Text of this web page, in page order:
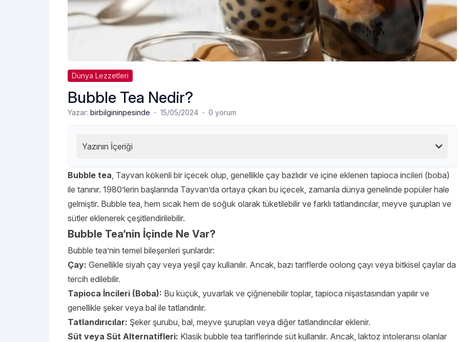
Dünya Lezzetleri
Bubble Tea Nedir?
Yazar: birbilgininpesinde · 15/05/2024 · 0 yorum
Yazının İçeriği
Bubble tea, Tayvan kökenli bir içecek olup, genellikle çay bazlıdır ve içine eklenen tapioca incileri (boba)
ile tanınır. 1980’lerin başlarında Tayvan’da ortaya çıkan bu içecek, zamanla dünya genelinde popüler hale
gelmiştir. Bubble tea, hem sıcak hem de soğuk olarak tüketilebilir ve farklı tatlandırıcılar, meyve şurupları ve
sütler eklenerek çeşitlendirilebilir.
Bubble Tea’nin İçinde Ne Var?
Bubble tea’nin temel bileşenleri şunlardır:
Çay: Genellikle siyah çay veya yeşil çay kullanılır. Ancak, bazı tariflerde oolong çayı veya bitkisel çaylar da
tercih edilebilir.
Tapioca İncileri (Boba): Bu küçük, yuvarlak ve çiğnenebilir toplar, tapioca nişastasından yapılır ve
genellikle şeker veya bal ile tatlandırılır.
Tatlandırıcılar: Şeker şurubu, bal, meyve şurupları veya diğer tatlandırıcılar eklenir.
Süt veya Süt Alternatifleri: Klasik bubble tea tariflerinde süt kullanılır. Ancak, laktoz intoleransı olanlar